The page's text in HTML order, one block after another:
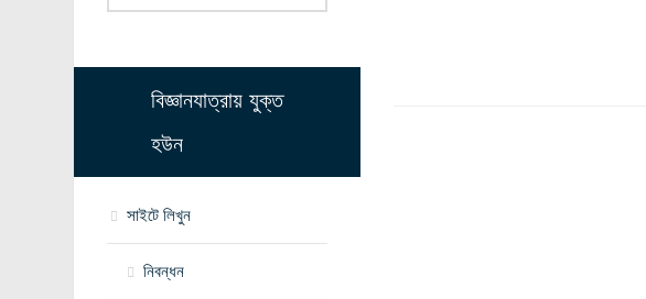
বিজ্ঞানযাত্রায় যুক্ত
হউন
সাইটে লিখুন
নিবন্ধন